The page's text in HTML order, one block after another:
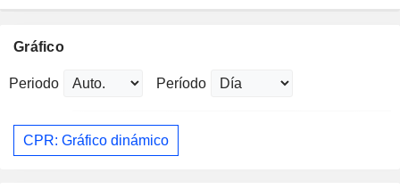
Gráfico
Periodo Período
CPR: Gráfico dinámico